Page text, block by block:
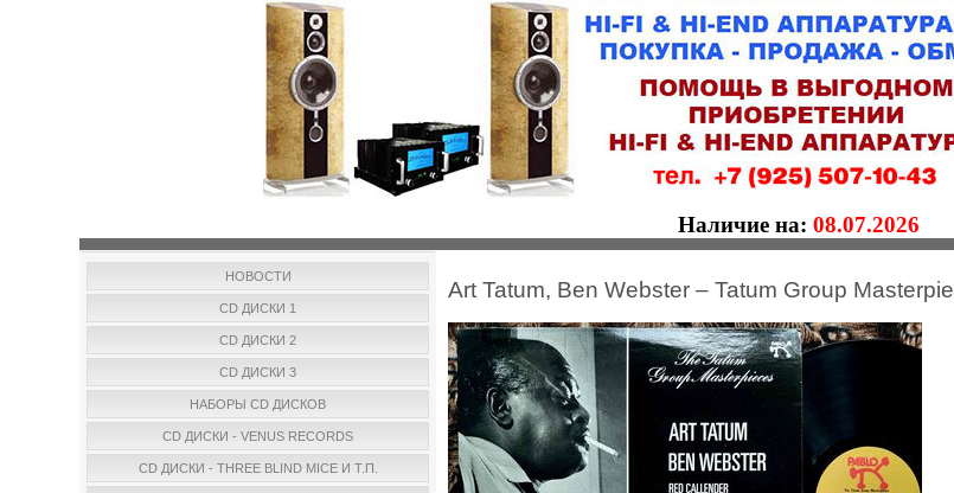
Наличие на: 08.07.2026
НОВОСТИ
CD ДИСКИ 1
CD ДИСКИ 2
CD ДИСКИ 3
НАБОРЫ CD ДИСКОВ
CD ДИСКИ - VENUS RECORDS
CD ДИСКИ - THREE BLIND MICE И Т.П.
Art Tatum, Ben Webster – Tatum Group